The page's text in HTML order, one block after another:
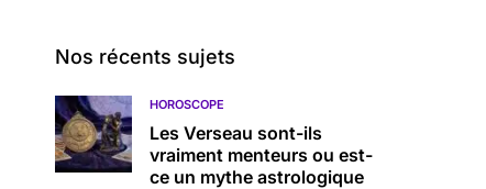
Nos récents sujets
HOROSCOPE
Les Verseau sont-ils
vraiment menteurs ou est-
ce un mythe astrologique